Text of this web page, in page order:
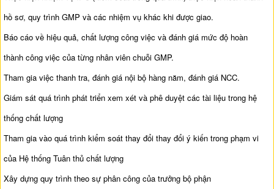
hồ sơ, quy trình GMP và các nhiệm vụ khác khi được giao.
Báo cáo về hiệu quả, chất lượng công việc và đánh giá mức độ hoàn
thành công việc của từng nhân viên chuỗi GMP.
Tham gia việc thanh tra, đánh giá nội bộ hàng năm, đánh giá NCC.
Giám sát quá trình phát triển xem xét và phê duyệt các tài liệu trong hệ
thống chất lượng
Tham gia vào quá trình kiểm soát thay đổi thay đổi ý kiến trong phạm vi
của Hệ thống Tuân thủ chất lượng
Xây dựng quy trình theo sự phân công của trưởng bộ phận